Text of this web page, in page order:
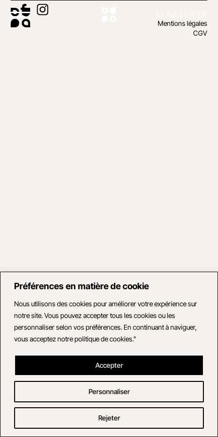
Préférences en matière de cookie
Nous utilisons des cookies pour améliorer votre expérience sur
notre site. Vous pouvez accepter tous les cookies ou les
personnaliser selon vos préférences. En continuant à naviguer,
vous acceptez notre politique de cookies."
Personnaliser
Rejeter
Accepter
Mentions légales
CGV